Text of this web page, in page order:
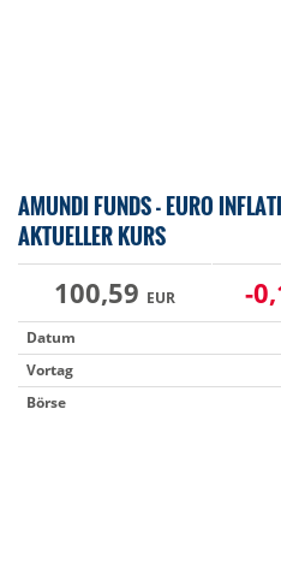
AMUNDI FUNDS - EURO
AKTUELLER KURS
100,59 EUR -
Datum
Vortag
Börse